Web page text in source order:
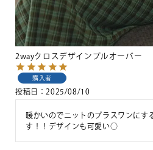
2wayクロスデザインプルオーバー
購入者
投稿日 2025/08/10
暖かいのでニットのプラスワンにす
す！！デザインも可愛い○